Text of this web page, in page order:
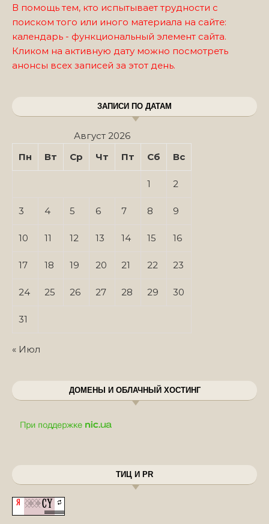
В помощь тем, кто испытывает трудности с
поиском того или иного материала на сайте:
календарь - функциональный элемент сайта.
Кликом на активную дату можно посмотреть
анонсы всех записей за этот день.
ЗАПИСИ ПО ДАТАМ
Август 2026
Пн
Вт Ср Чт Пт Сб Вс
1 2
3 4 5 6 7 8 9
10 11 12 13 14 15 16
17 18 19 20 21 22 23
24 25 26 27 28 29 30
31
« Июл
ДОМЕНЫ И ОБЛАЧНЫЙ ХОСТИНГ
ТИЦ И PR